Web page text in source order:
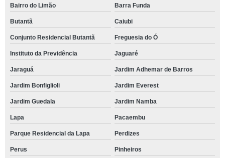
Bairro do Limão Barra Funda
Butantã Caiubi
Conjunto Residencial Butantã Freguesia do Ó
Instituto da Previdência Jaguaré
Jaraguá Jardim Adhemar de Barros
Jardim Bonfiglioli Jardim Everest
Jardim Guedala Jardim Namba
Lapa Pacaembu
Parque Residencial da Lapa Perdizes
Perus Pinheiros